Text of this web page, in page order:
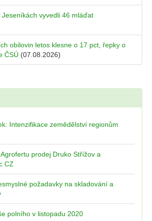
vyvedli 46 mláďat
obilovin letos klesne o 17 pct, řepky o
ČSÚ (07.08.2026)
Intenzifikace zemědělství regionům
prodej Druko Střížov a
CZ
požadavky na skladování a
polního v listopadu 2020